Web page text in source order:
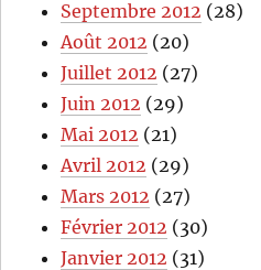
Septembre 2012 (28)
Août 2012 (20)
Juillet 2012 (27)
Juin 2012 (29)
Mai 2012 (21)
Avril 2012 (29)
Mars 2012 (27)
Février 2012 (30)
Janvier 2012 (31)